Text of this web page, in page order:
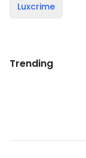
Luxcrime
Trending